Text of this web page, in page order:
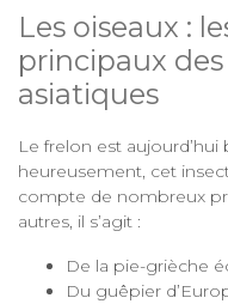
Les oiseaux :
principaux
asiatiques
Le frelon est
heureusement, cet
compte de nombreux
autres, il s’agit :
De la pie-grièche
Du guêpier